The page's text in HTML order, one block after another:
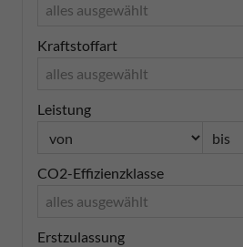
alles ausgewählt
Kraftstoffart
alles ausgewählt
Leistung
CO2-Effizienzklasse
alles ausgewählt
Erstzulassung